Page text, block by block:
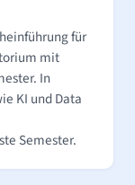
für
mit
In
KI und Data
Semester.